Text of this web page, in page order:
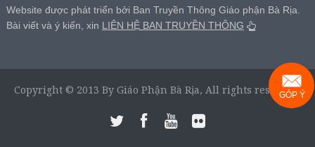
Website được phát triển bởi Ban Truyền Thông Giáo phận Bà Rịa.
Bài viết và ý kiến, xin LIÊN HỆ BAN TRUYỀN THÔNG
Copyright © 2013 By Giáo Phận Bà Rịa, All rights reserved.
GÓP Ý